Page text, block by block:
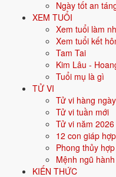
Ngày tốt an
XEM TUỔI
Xem tuổi làm
Xem tuổi kết
Tam Tai
Kim Lâu -
Tuổi mụ là gì
TỬ VI
Tử vi hàng ngày
Tử vi tuần mới
Tử vi năm 2026
12 con giáp
Phong thủy
Mệnh ngũ hành
KIẾN THỨC
việc nên - nên tránh.
Xem ngày tốt
theo tuổi
31 ngày
Ngày sinh gia chủ (xem
Chọn một tháng bất kỳ để
sinh để biết ngày nào hợp tuổi